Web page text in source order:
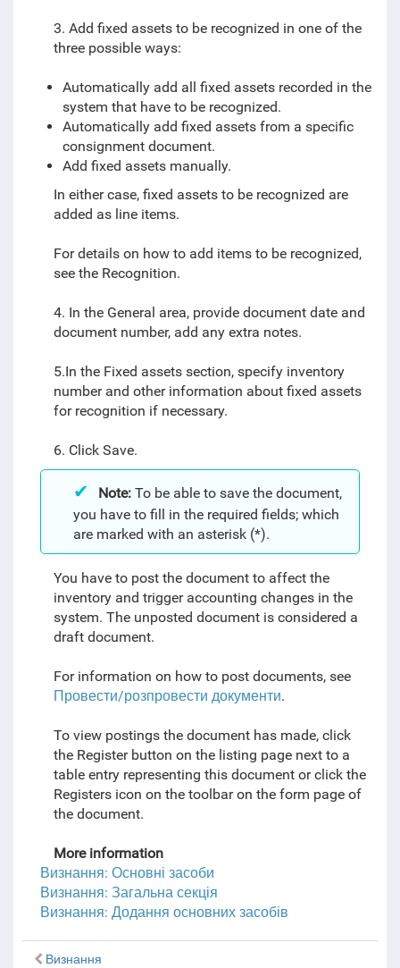
3. Add fixed assets to be recognized in one of the
three possible ways:
Automatically add all fixed assets recorded in the
system that have to be recognized.
Automatically add fixed assets from a specific
consignment document.
Add fixed assets manually.
In either case, fixed assets to be recognized are
added as line items.
For details on how to add items to be recognized,
see the Recognition.
4. In the General area, provide document date and
document number, add any extra notes.
5.In the Fixed assets section, specify inventory
number and other information about fixed assets
for recognition if necessary.
6. Click Save.
Note:To be able to save the document,
you have to fill in the required fields; which
are marked with an asterisk (*).
You have to post the document to affect the
inventory and trigger accounting changes in the
system. The unposted document is considered a
draft document.
For information on how to post documents, see
Провести/розпровести документи.
To view postings the document has made, click
the Register button on the listing page next to a
table entry representing this document or click the
Registers icon on the toolbar on the form page of
the document.
More information
Визнання: Основні засоби
Визнання: Загальна секція
Визнання: Додання основних засобів
Визнання